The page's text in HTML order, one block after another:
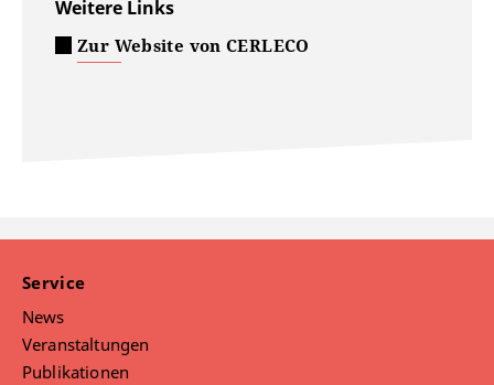
Weitere Links
Zur Website von CERLECO
Service
News
Veranstaltungen
Publikationen